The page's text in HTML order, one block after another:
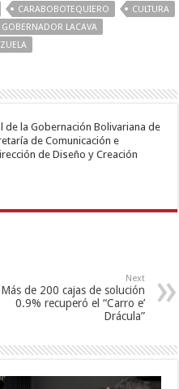
CARABOBOTEQUIERO
CULTURA
GOBERNADOR LACAVA
de la Gobernación Bolivariana de
de Comunicación e
de Diseño y Creación
Next
Más de 200 cajas de solución
0.9% recuperó el “Carro e’
Drácula”